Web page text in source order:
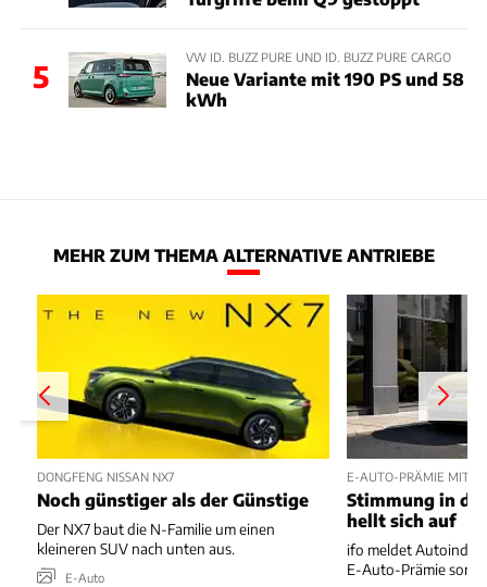
5
VW ID. BUZZ PURE UND ID. BUZZ PURE CARGO
Neue Variante mit 190 PS und 58
kWh
MEHR ZUM THEMA ALTERNATIVE ANTRIEBE
DONGFENG NISSAN NX7
Noch günstiger als der Günstige
Der NX7 baut die N-Familie um einen
kleineren SUV nach unten aus.
E-Auto
E-AUTO-PRÄMIE MIT
Stimmung in
hellt sich auf
ifo meldet
E-Auto-Prämie